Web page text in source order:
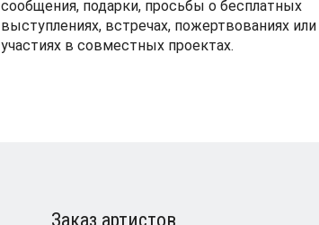
сообщения, подарки, просьбы о бесплатных
выступлениях, встречах, пожертвованиях или
участиях в совместных проектах.
Заказ артистов